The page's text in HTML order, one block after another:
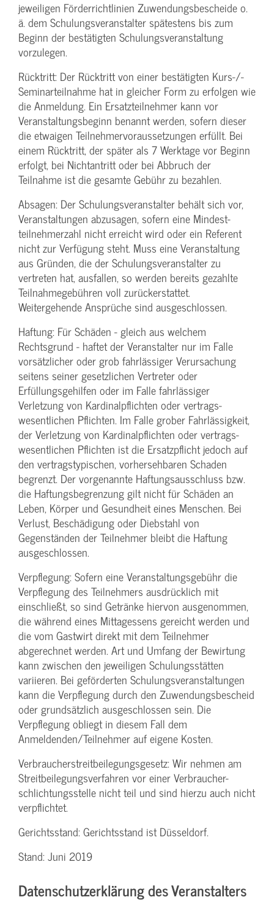
jeweiligen Förderrichtlinien Zuwendungs­bescheide o.
ä. dem Schulungs­veranstalter spätestens bis zum
Beginn der bestätigten Schulungs­veranstaltung
vorzulegen.
Rücktritt: Der Rücktritt von einer bestätigten Kurs-/­
Seminarteilnahme hat in gleicher Form zu erfolgen wie
die Anmeldung. Ein Ersatzteilnehmer kann vor
Veranstaltungs­beginn benannt werden, sofern dieser
die etwaigen Teilnehmer­voraussetzungen erfüllt. Bei
einem Rücktritt, der später als 7 Werktage vor Beginn
erfolgt, bei Nichtantritt oder bei Abbruch der
Teilnahme ist die gesamte Gebühr zu bezahlen.
Absagen: Der Schulungs­veranstalter behält sich vor,
Veranstaltungen abzusagen, sofern eine Mindest­
teilnehmerzahl nicht erreicht wird oder ein Referent
nicht zur Verfügung steht. Muss eine Veranstaltung
aus Gründen, die der Schulungs­veranstalter zu
vertreten hat, ausfallen, so werden bereits gezahlte
Teilnahme­gebühren voll zurückerstattet.
Weitergehende Ansprüche sind ausgeschlossen.
Haftung: Für Schäden - gleich aus welchem
Rechtsgrund - haftet der Veranstalter nur im Falle
vorsätzlicher oder grob fahrlässiger Verursachung
seitens seiner gesetzlichen Vertreter oder
Erfüllungsgehilfen oder im Falle fahrlässiger
Verletzung von Kardinalpflichten oder vertrags­
wesentlichen Pflichten. Im Falle grober Fahrlässigkeit,
der Verletzung von Kardinalpflichten oder vertrags­
wesentlichen Pflichten ist die Ersatzpflicht jedoch auf
den vertragstypischen, vorhersehbaren Schaden
begrenzt. Der vorgenannte Haftungs­ausschluss bzw.
die Haftungs­begrenzung gilt nicht für Schäden an
Leben, Körper und Gesundheit eines Menschen. Bei
Verlust, Beschädigung oder Diebstahl von
Gegenständen der Teilnehmer bleibt die Haftung
ausgeschlossen.
Verpflegung: Sofern eine Veranstaltungs­gebühr die
Verpflegung des Teilnehmers ausdrücklich mit
einschließt, so sind Getränke hiervon ausgenommen,
die während eines Mittagessens gereicht werden und
die vom Gastwirt direkt mit dem Teilnehmer
abgerechnet werden. Art und Umfang der Bewirtung
kann zwischen den jeweiligen Schulungsstätten
variieren. Bei geförderten Schulungs­veranstaltungen
kann die Verpflegung durch den Zuwendungs­bescheid
oder grundsätzlich ausgeschlossen sein. Die
Verpflegung obliegt in diesem Fall dem
Anmeldenden/­Teilnehmer auf eigene Kosten.
Verbraucher­streitbeilegungs­gesetz: Wir nehmen am
Streit­beilegungs­verfahren vor einer Verbraucher­
schlichtungs­stelle nicht teil und sind hierzu auch nicht
verpflichtet.
Gerichtsstand: Gerichtsstand ist Düsseldorf.
Stand: Juni 2019
Datenschutzerklärung des Veranstalters